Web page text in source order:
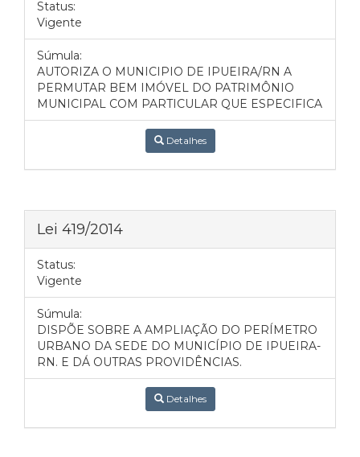
Status:
Vigente
Súmula:
AUTORIZA O MUNICIPIO DE IPUEIRA/RN A
PERMUTAR BEM IMÓVEL DO PATRIMÔNIO
MUNICIPAL COM PARTICULAR QUE ESPECIFICA
Detalhes
Lei 419/2014
Status:
Vigente
Súmula:
DISPÕE SOBRE A AMPLIAÇÃO DO PERÍMETRO
URBANO DA SEDE DO MUNICÍPIO DE IPUEIRA-
RN. E DÁ OUTRAS PROVIDÊNCIAS.
Detalhes